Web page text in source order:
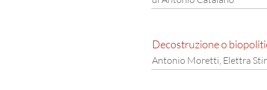
Decostruzione o
Antonio Moretti, Elettra